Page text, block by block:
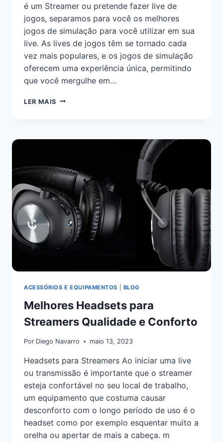
é um Streamer ou pretende fazer live de
jogos, separamos para você os melhores
jogos de simulação para você utilizar em sua
live. As lives de jogos têm se tornado cada
vez mais populares, e os jogos de simulação
oferecem uma experiência única, permitindo
que você mergulhe em…
LER MAIS
ACESSÓRIOS E EQUIPAMENTOS BLOG
Melhores Headsets para
Streamers Qualidade e Conforto
Por Diego Navarro maio 13, 2023
Headsets para Streamers Ao iniciar uma live
ou transmissão é importante que o streamer
esteja confortável no seu local de trabalho,
um equipamento que costuma causar
desconforto com o longo período de uso é o
headset como por exemplo esquentar muito a
orelha ou apertar de mais a cabeça. m